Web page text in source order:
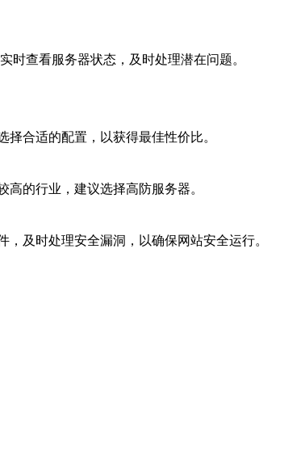
时查看服务器状态，及时处理潜在问题。
合适的配置，以获得最佳性价比。
的行业，建议选择高防服务器。
及时处理安全漏洞，以确保网站安全运行。